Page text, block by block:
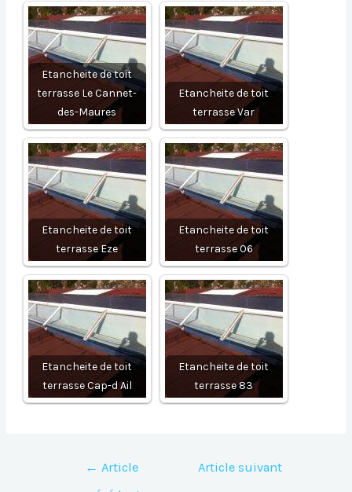
Etancheite de toit
terrasse Le Cannet-
des-Maures
Etancheite de toit
terrasse Var
Etancheite de toit
terrasse Eze
Etancheite de toit
terrasse 06
Etancheite de toit
terrasse Cap-d Ail
Etancheite de toit
terrasse 83
Navigation
← Article
Article suivant